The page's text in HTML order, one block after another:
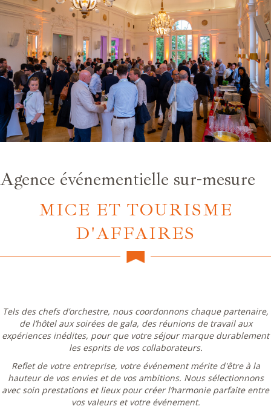
Agence événementielle sur-mesure
MICE ET TOURISME
D'AFFAIRES
Tels des chefs d’orchestre, nous coordonnons chaque partenaire,
de l’hôtel aux soirées de gala, des réunions de travail aux
expériences inédites, pour que votre séjour marque durablement
les esprits de vos collaborateurs.
Reflet de votre entreprise, votre événement mérite d'être à la
hauteur de vos envies et de vos ambitions. Nous sélectionnons
avec soin prestations et lieux pour créer l’harmonie parfaite entre
vos valeurs et votre événement.